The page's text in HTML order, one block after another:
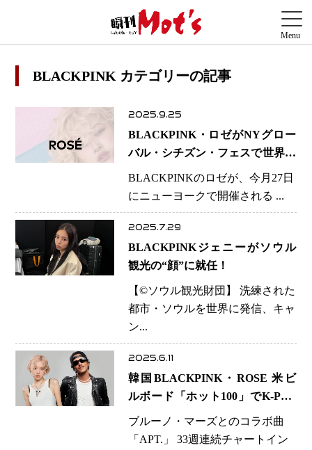
BLACKPINK カテゴリーの記事
2025.9.25
BLACKPINK・ロゼがNYグロー
バル・シチズン・フェスで世界の
トップスターと共演決定！
BLACKPINKのロゼが、今月27日
にニューヨークで開催される ...
2025.7.29
BLACKPINKジェニーがソウル
観光の“顔”に就任！
【©️ソウル観光財団】 洗練された
都市・ソウルを世界に発信、キャ
ン...
2025.6.11
韓国BLACKPINK・ROSE 米ビ
ルボード「ホット100」でK-POP
史に名を刻む快挙
ブルーノ・マーズとのコラボ曲
「APT.」 33週連続チャートイン